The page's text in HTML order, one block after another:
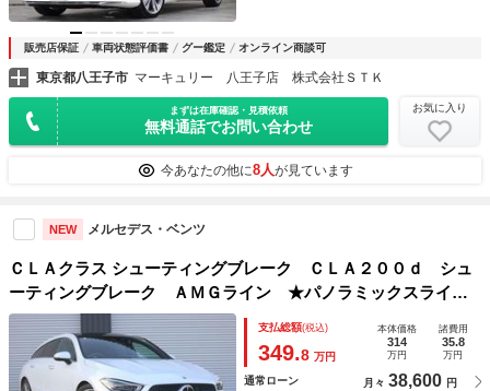
販売店保証 車両状態評価書 グー鑑定 オンライン商談可
東京都八王子市 マーキュリー 八王子店 株式会社ＳＴＫ
まずは在庫確認・見積依頼
無料通話でお問い合わせ
お気に入り
今あなたの他に8人が見ています
NEW メルセデス・ベンツ
ＣＬＡクラス シューティングブレーク ＣＬＡ２００ｄ シュ
ーティングブレーク ＡＭＧライン ★パノラミックスライデ
ィングルーフ★デジタルホワイト（１４４）★ＡＭＧレザーエ
クスクルーシブパッケージ★ＡＭＧラインパッケージ★アドバ
ンストパッケージ★ブラインドスポットモニター
支払総額(税込)
349.8 万円
本体価格
314
万円
諸費用
35.8
万円
通常ローン 月々 38,600 円